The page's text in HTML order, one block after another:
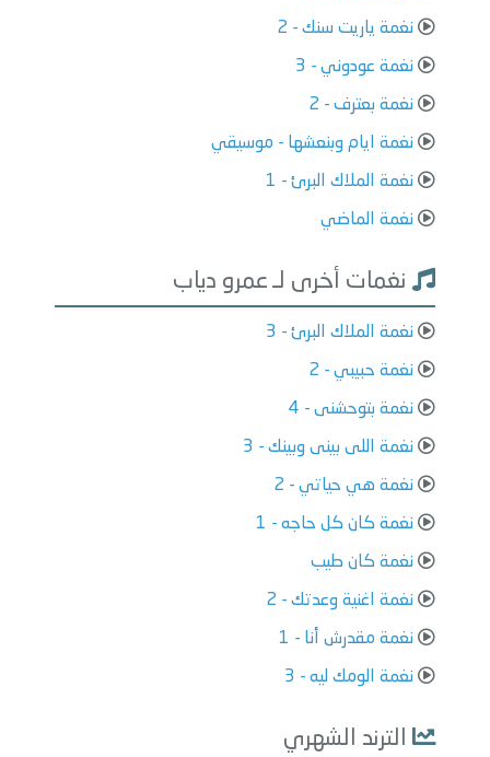
نغمة ياريت سنك - 2
نغمة عودوني - 3
نغمة بعترف - 2
نغمة ايام وبنعشها - موسيقي
نغمة الملاك البرئ - 1
نغمة الماضي
نغمات أخرى لـ عمرو دياب
نغمة الملاك البرئ - 3
نغمة حبيبي - 2
نغمة بتوحشنى - 4
نغمة اللى بينى وبينك - 3
نغمة هي حياتي - 2
نغمة كان كل حاجه - 1
نغمة كان طيب
نغمة اغنية وعدتك - 2
نغمة مقدرش أنا - 1
نغمة الومك ليه - 3
الترند الشهري